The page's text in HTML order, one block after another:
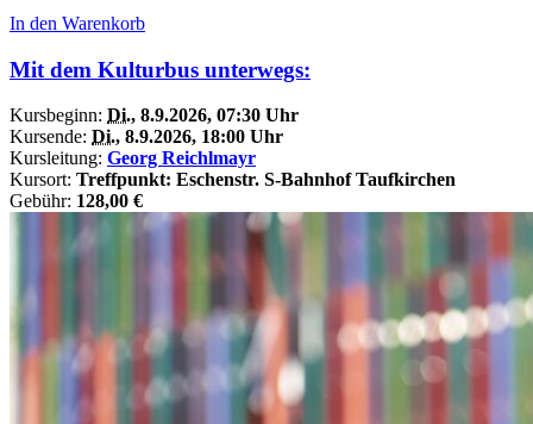
In den Warenkorb
Mit dem Kulturbus unterwegs:
Kursbeginn: Di., 8.9.2026, 07:30 Uhr
Kursende: Di., 8.9.2026, 18:00 Uhr
Kursleitung: Georg Reichlmayr
Kursort: Treffpunkt: Eschenstr. S-Bahnhof Taufkirchen
Gebühr: 128,00 €